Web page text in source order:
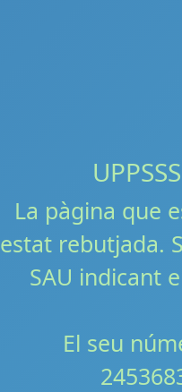
La pàgina que
estat rebutjada.
SAU indicant
El seu